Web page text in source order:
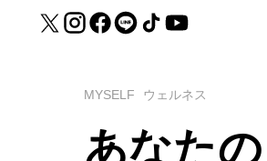
MYSELF ウェルネス
あなた